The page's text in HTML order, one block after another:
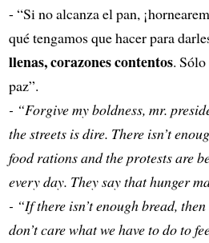
- “Si no alcanza el pan,
qué tengamos que hacer para
llenas, corazones contentos.
paz”.
- “Forgive my boldness, mr.
the streets is dire. There isn’t
food rations and the protests are
every day. They say that hunger
- “If there isn’t enough bread,
don’t care what we have to do to